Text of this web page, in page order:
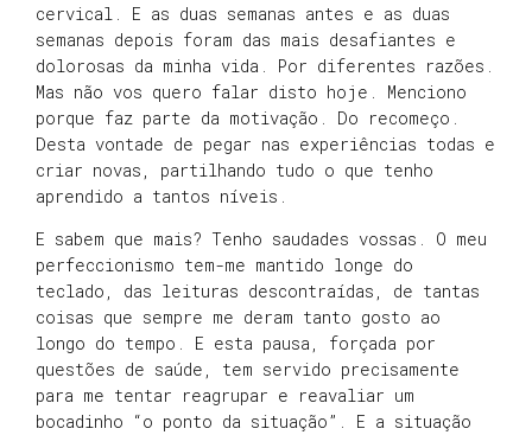
cervical. E as duas semanas antes e as duas
semanas depois foram das mais desafiantes e
dolorosas da minha vida. Por diferentes razões.
Mas não vos quero falar disto hoje. Menciono
porque faz parte da motivação. Do recomeço.
Desta vontade de pegar nas experiências todas e
criar novas, partilhando tudo o que tenho
aprendido a tantos níveis.
E sabem que mais? Tenho saudades vossas. O meu
perfeccionismo tem-me mantido longe do
teclado, das leituras descontraídas, de tantas
coisas que sempre me deram tanto gosto ao
longo do tempo. E esta pausa, forçada por
questões de saúde, tem servido precisamente
para me tentar reagrupar e reavaliar um
bocadinho “o ponto da situação”. E a situação